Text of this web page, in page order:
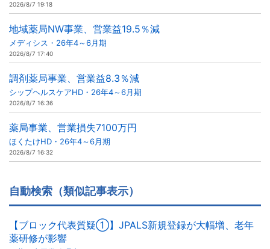
2026/8/7 19:18
地域薬局NW事業、営業益19.5％減
メディシス・26年4～6月期
2026/8/7 17:40
調剤薬局事業、営業益8.3％減
シップヘルスケアHD・26年4～6月期
2026/8/7 16:36
薬局事業、営業損失7100万円
ほくたけHD・26年4～6月期
2026/8/7 16:32
自動検索（類似記事表示）
【ブロック代表質疑①】JPALS新規登録が大幅増、老年
薬研修が影響